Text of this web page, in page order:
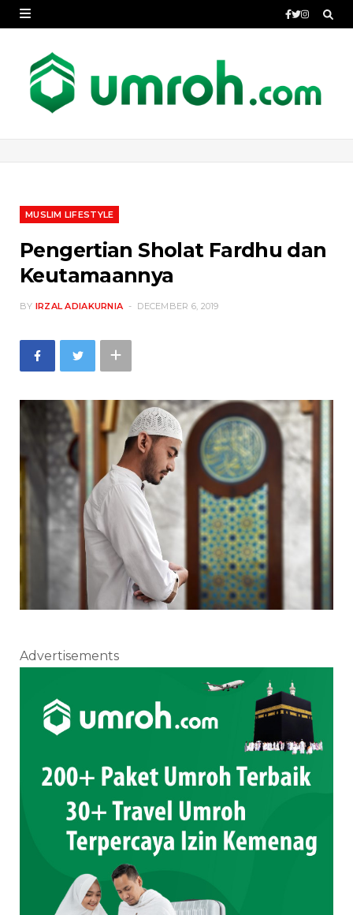
MUSLIM LIFESTYLE
Pengertian Sholat Fardhu dan
Keutamaannya
BY IRZAL ADIAKURNIA DECEMBER 6, 2019
Advertisements